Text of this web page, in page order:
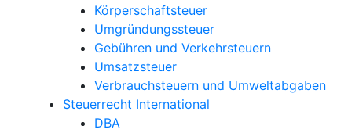
Körperschaftsteuer
Umgründungssteuer
Gebühren und Verkehrsteuern
Umsatzsteuer
Verbrauchsteuern und Umweltabgaben
Steuerrecht International
DBA